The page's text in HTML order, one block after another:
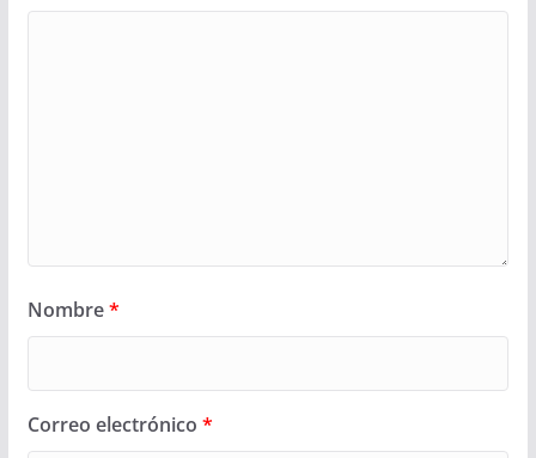
Nombre*
Correo electrónico *